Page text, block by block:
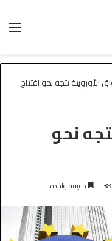
الأوروبية تتجه نحو افتتاح
نحو
38 دقيقة واحدة